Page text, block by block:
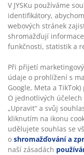
V JYSKu používáme
identifikátory,
webových stránek
shromažďují
funkčnosti, statistik a
Při přijetí
údaje o prohlížení s
Google, Meta a
O jednotlivých
„Upravit“ a svůj
kliknutím na ikonu
udělujete souhlas se
o shromažďování a
naší zásadách